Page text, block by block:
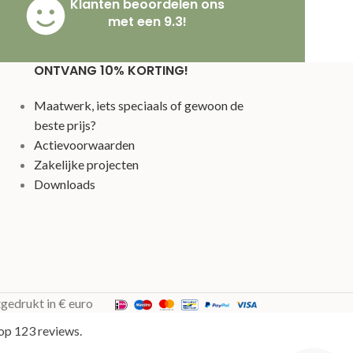
Klanten beoordelen ons
met een 9.3!
ONTVANG 10% KORTING!
Maatwerk, iets speciaals of gewoon de
beste prijs?
Actievoorwaarden
Zakelijke projecten
Downloads
in € euro
123 reviews.